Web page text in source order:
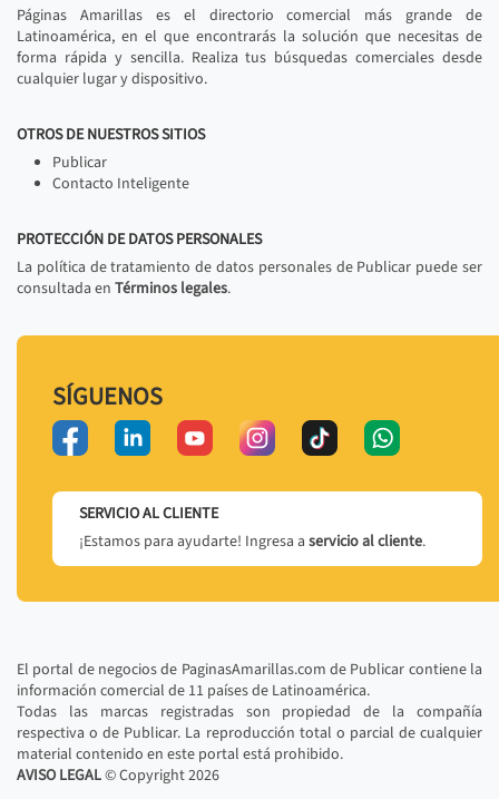
Páginas Amarillas es el directorio comercial más grande de
Latinoamérica, en el que encontrarás la solución que necesitas de
forma rápida y sencilla. Realiza tus búsquedas comerciales desde
cualquier lugar y dispositivo.
OTROS DE NUESTROS SITIOS
Publicar
Contacto Inteligente
PROTECCIÓN DE DATOS PERSONALES
La política de tratamiento de datos personales de Publicar puede ser
consultada en Términos legales.
SÍGUENOS
SERVICIO AL CLIENTE
¡Estamos para ayudarte! Ingresa a servicio al cliente.
El portal de negocios de PaginasAmarillas.com de Publicar contiene la
información comercial de 11 países de Latinoamérica.
Todas las marcas registradas son propiedad de la compañía
respectiva o de Publicar. La reproducción total o parcial de cualquier
material contenido en este portal está prohibido.
AVISO LEGAL© Copyright2026